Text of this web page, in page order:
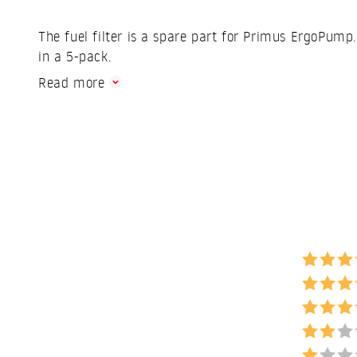
The fuel filter is a spare part for Primus
in a 5-pack.
Read more